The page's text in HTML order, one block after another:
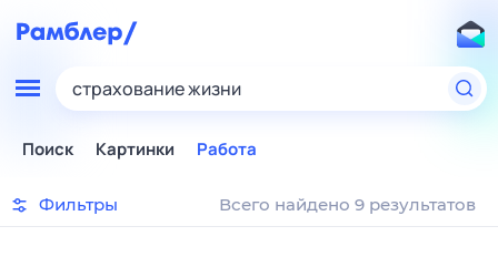
страхование жизни
Поиск Картинки Работа
Фильтры Всего найдено 9 результатов